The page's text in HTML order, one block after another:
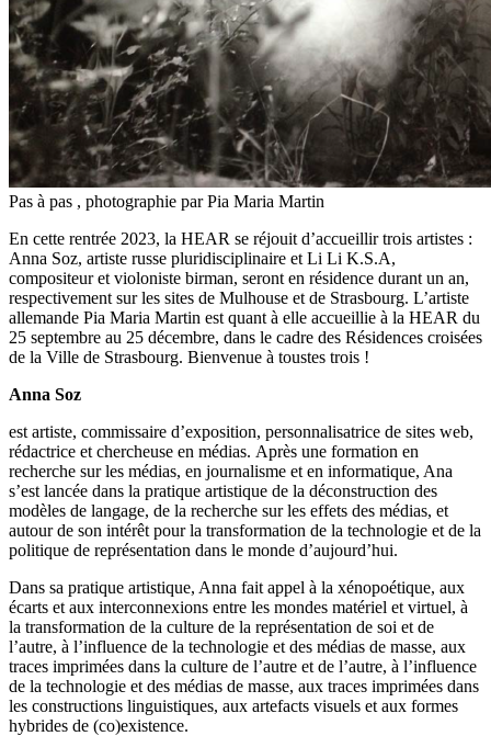
Pas à pas , photographie par Pia Maria Martin
En cette rentrée 2023, la HEAR se réjouit d’accueillir trois artistes :
Anna Soz, artiste russe pluridisciplinaire et Li Li K.S.A,
compositeur et violoniste birman, seront en résidence durant un an,
respectivement sur les sites de Mulhouse et de Strasbourg. L’artiste
allemande Pia Maria Martin est quant à elle accueillie à la HEAR du
25 septembre au 25 décembre, dans le cadre des Résidences croisées
de la Ville de Strasbourg. Bienvenue à toustes trois !
Anna Soz
est artiste, commissaire d’exposition, personnalisatrice de sites web,
rédactrice et chercheuse en médias. Après une formation en
recherche sur les médias, en journalisme et en informatique, Ana
s’est lancée dans la pratique artistique de la déconstruction des
modèles de langage, de la recherche sur les effets des médias, et
autour de son intérêt pour la transformation de la technologie et de la
politique de représentation dans le monde d’aujourd’hui.
Dans sa pratique artistique, Anna fait appel à la xénopoétique, aux
écarts et aux interconnexions entre les mondes matériel et virtuel, à
la transformation de la culture de la représentation de soi et de
l’autre, à l’influence de la technologie et des médias de masse, aux
traces imprimées dans la culture de l’autre et de l’autre, à l’influence
de la technologie et des médias de masse, aux traces imprimées dans
les constructions linguistiques, aux artefacts visuels et aux formes
hybrides de (co)existence.